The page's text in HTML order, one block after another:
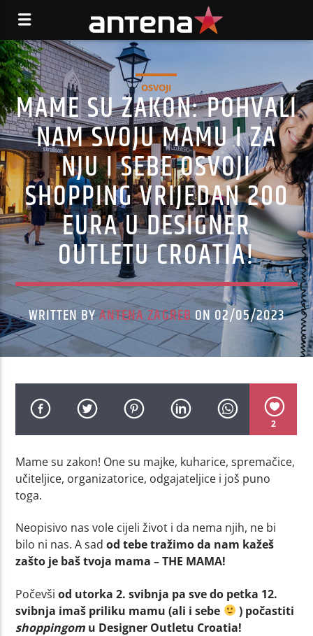
OSVOJI
MAME SU ZAKON: POHVALI
NAM SVOJU MAMU I ZA
NJU I SEBE OSVOJI
SHOPPING VRIJEDAN 200
EURA U DESIGNER
OUTLETU CROATIA!
WRITTEN BYANTENA ZAGREBON 02/05/2023
2
Mame su zakon! One su majke, kuharice, spremačice,
učiteljice, organizatorice, odgajateljice i još puno
toga.
Neopisivo nas vole cijeli život i da nema njih, ne bi
bilo ni nas. A sad od tebe tražimo da nam kažeš
zašto je baš tvoja mama – THE MAMA!
Počevši od utorka 2. svibnja pa sve do petka 12.
svibnja imaš priliku mamu (ali i sebe
) počastiti
shoppingom u Designer Outletu Croatia!